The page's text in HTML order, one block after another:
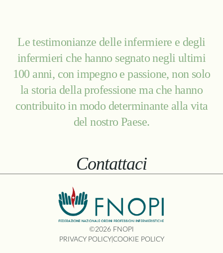
Le testimonianze delle infermiere e degli
infermieri che hanno segnato negli ultimi
100 anni, con impegno e passione, non solo
la storia della professione ma che hanno
contribuito in modo determinante alla vita
del nostro Paese.
Contattaci
©2026 FNOPI
PRIVACY POLICY| COOKIE POLICY